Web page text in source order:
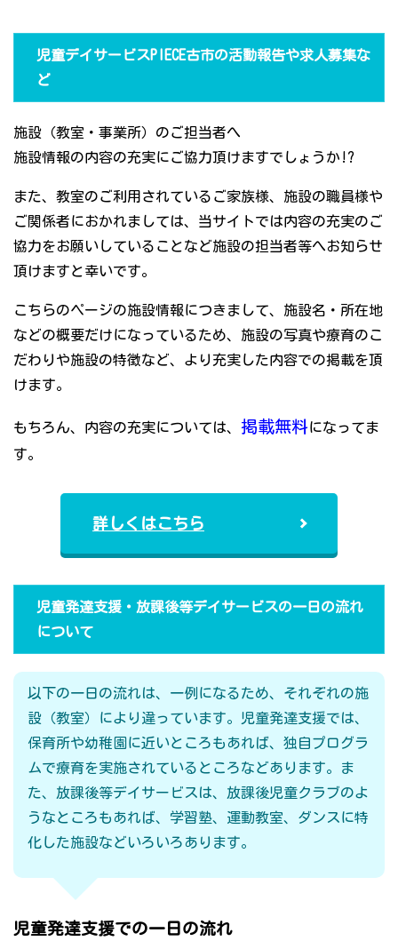
児童デイサービスPIECE古市の活動報告や求人募集な
ど
施設（教室・事業所）のご担当者へ
施設情報の内容の充実にご協力頂けますでしょうか!?
また、教室のご利用されているご家族様、施設の職員様や
ご関係者におかれましては、当サイトでは内容の充実のご
協力をお願いしていることなど施設の担当者等へお知らせ
頂けますと幸いです。
こちらのページの施設情報につきまして、施設名・所在地
などの概要だけになっているため、施設の写真や療育のこ
だわりや施設の特徴など、より充実した内容での掲載を頂
けます。
もちろん、内容の充実については、 掲載無料になってま
す。
詳しくはこちら
児童発達支援・放課後等デイサービスの一日の流れ
について
以下の一日の流れは、一例になるため、それぞれの施
設（教室）により違っています。児童発達支援では、
保育所や幼稚園に近いところもあれば、独自プログラ
ムで療育を実施されているところなどあります。ま
た、放課後等デイサービスは、放課後児童クラブのよ
うなところもあれば、学習塾、運動教室、ダンスに特
化した施設などいろいろあります。
児童発達支援での一日の流れ